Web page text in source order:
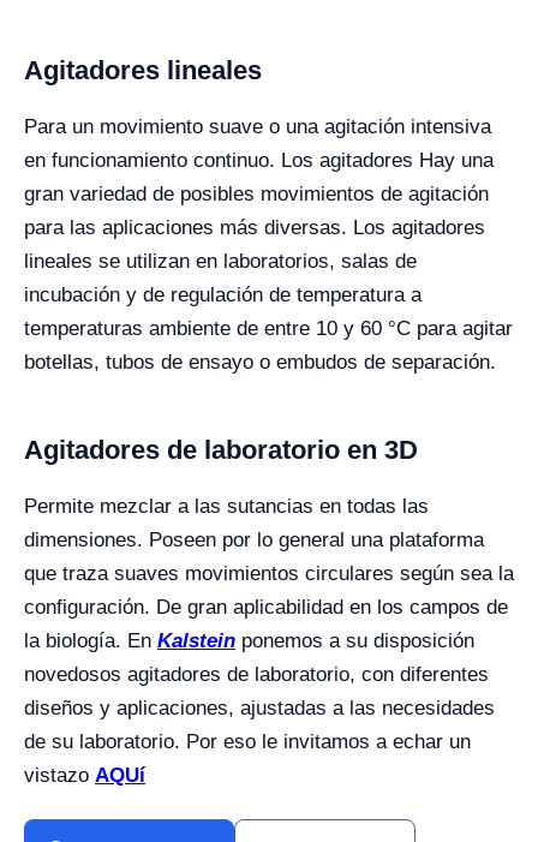
Agitadores lineales
Para un movimiento suave o una agitación intensiva
en funcionamiento continuo. Los agitadores Hay una
gran variedad de posibles movimientos de agitación
para las aplicaciones más diversas. Los agitadores
lineales se utilizan en laboratorios, salas de
incubación y de regulación de temperatura a
temperaturas ambiente de entre 10 y 60 °C para agitar
botellas, tubos de ensayo o embudos de separación.
Agitadores de laboratorio en 3D
Permite mezclar a las sutancias en todas las
dimensiones. Poseen por lo general una plataforma
que traza suaves movimientos circulares según sea la
configuración. De gran aplicabilidad en los campos de
la biología. En Kalstein ponemos a su disposición
novedosos agitadores de laboratorio, con diferentes
diseños y aplicaciones, ajustadas a las necesidades
de su laboratorio. Por eso le invitamos a echar un
vistazo AQUí